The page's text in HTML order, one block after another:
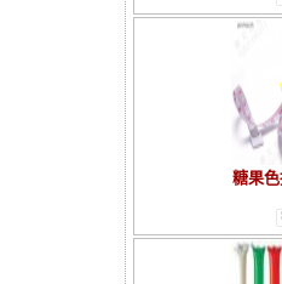
糖果